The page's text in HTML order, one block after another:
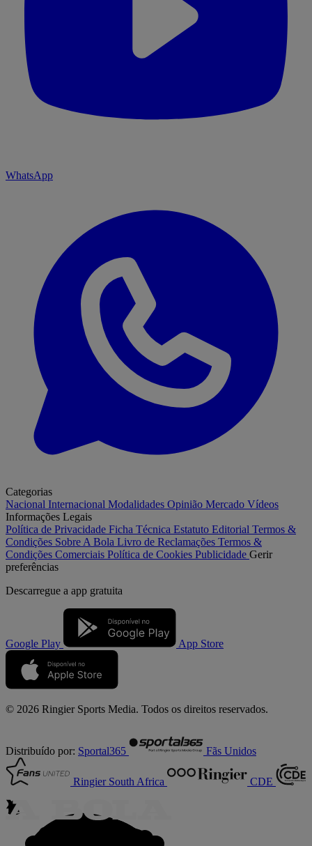
WhatsApp
Categorias
Nacional Internacional Modalidades Opinião Mercado Vídeos
Informações Legais
Política de Privacidade Ficha Técnica Estatuto Editorial Termos &
Condições Sobre A Bola Livro de Reclamações Termos &
Condições Comerciais Política de Cookies Publicidade Gerir
preferências
Descarregue a app gratuita
Google Play App Store
© 2026 Ringier Sports Media. Todos os direitos reservados.
Distribuído por: Sportal365 Fãs Unidos
Ringier South Africa CDE